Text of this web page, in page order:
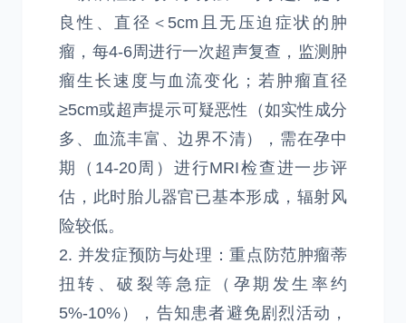
良性、直径＜5cm且无压迫症状的肿
瘤，每4-6周进行一次超声复查，监测肿
瘤生长速度与血流变化；若肿瘤直径
≥5cm或超声提示可疑恶性（如实性成分
多、血流丰富、边界不清），需在孕中
期（14-20周）进行MRI检查进一步评
估，此时胎儿器官已基本形成，辐射风
险较低。
2. 并发症预防与处理：重点防范肿瘤蒂
扭转、破裂等急症（孕期发生率约
5%-10%），告知患者避免剧烈活动，